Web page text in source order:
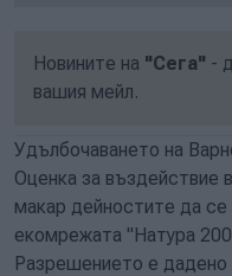
Новините на "Сега" -
вашия мейл.
Удълбочаването на
Оценка за въздействие
макар дейностите да
екомрежата "Натура
Разрешението е дадено